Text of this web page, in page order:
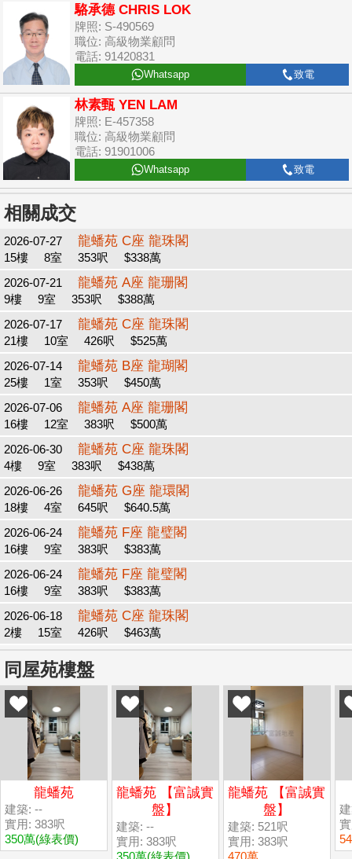
駱承德 CHRIS LOK
牌照: S-490569
職位: 高級物業顧問
電話: 91420831
Whatsapp 致電
林素甄 YEN LAM
牌照: E-457358
職位: 高級物業顧問
電話: 91901006
Whatsapp 致電
相關成交
2026-07-27 龍蟠苑 C座 龍珠閣
15樓 8室 353呎
$338萬
2026-07-21
龍蟠苑 A座 龍珊閣
9樓 9室 353呎
$388萬
2026-07-17
龍蟠苑 C座 龍珠閣
21樓 10室 426呎
$525萬
2026-07-14
龍蟠苑 B座 龍瑚閣
25樓 1室 353呎
$450萬
2026-07-06
龍蟠苑 A座 龍珊閣
16樓 12室 383呎
$500萬
2026-06-30
龍蟠苑 C座 龍珠閣
4樓 9室 383呎
$438萬
2026-06-26
龍蟠苑 G座 龍環閣
18樓 4室 645呎
$640.5萬
2026-06-24
龍蟠苑 F座 龍璧閣
16樓 9室 383呎
$383萬
2026-06-24
龍蟠苑 F座 龍璧閣
16樓 9室 383呎
$383萬
2026-06-18
龍蟠苑 C座 龍珠閣
2樓 15室 426呎 $463萬
同屋苑樓盤
龍蟠苑
建築: --
實用: 383呎
350萬(綠表價)
龍蟠苑 【富誠實
盤】
建築: --
實用: 383呎
350萬(綠表價)
龍蟠苑 【富誠實
盤】
建築: 521呎
實用: 383呎
470萬